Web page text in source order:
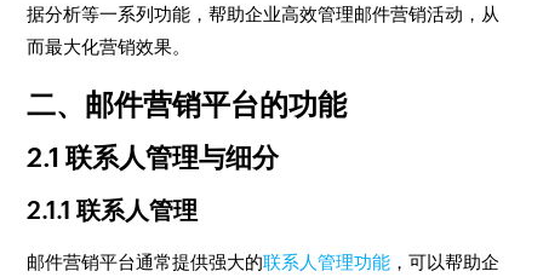
据分析等一系列功能，帮助企业高效管理邮件营销活动，从
而最大化营销效果。
二、邮件营销平台的功能
2.1 联系人管理与细分
2.1.1 联系人管理
邮件营销平台通常提供强大的联系人管理功能 ，可以帮助企